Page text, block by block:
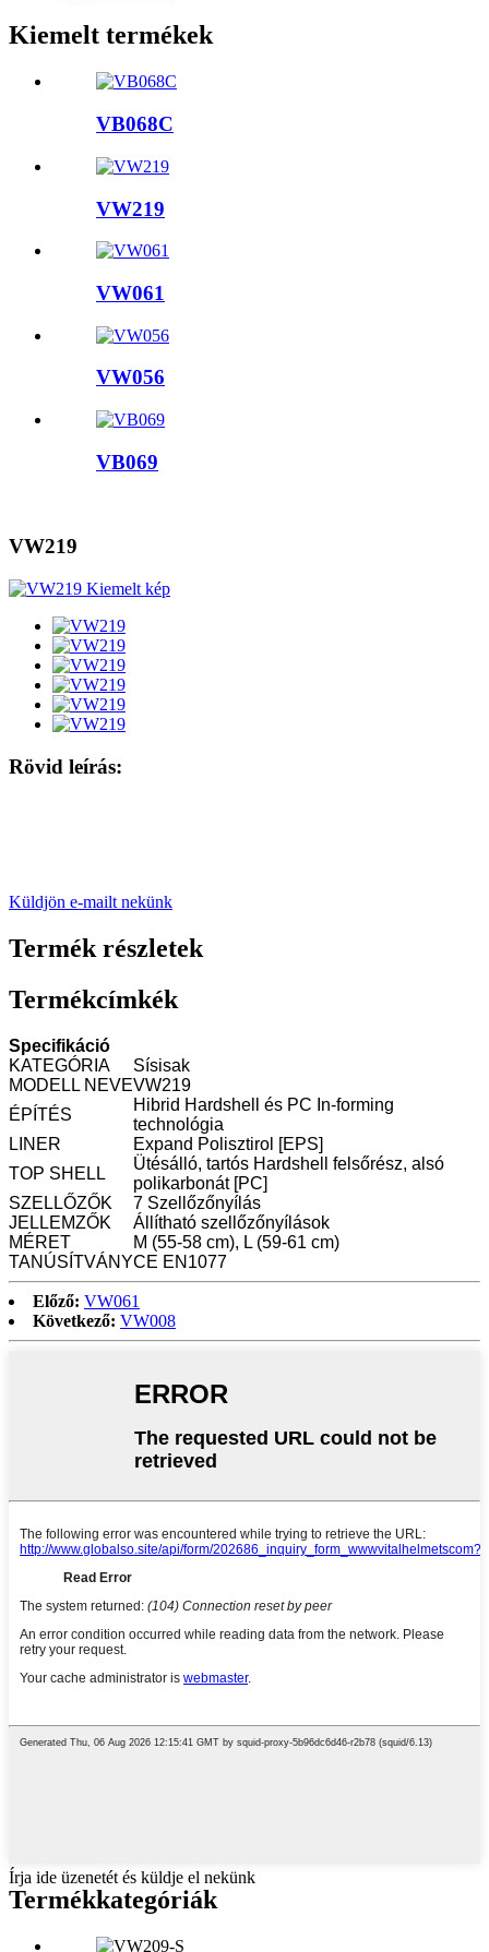
Kiemelt termékek
VB068C
VW219
VW061
VW056
VB069
VW219
Rövid leírás:
Küldjön e-mailt nekünk
Termék részletek
Termékcímkék
Specifikáció
KATEGÓRIA
Sísisak
MODELL NEVEVW219
ÉPÍTÉS
Hibrid Hardshell és PC In-forming
technológia
LINER
Expand Polisztirol [EPS]
TOP SHELL
Ütésálló, tartós Hardshell felsőrész, alsó
polikarbonát [PC]
SZELLŐZŐK
7 Szellőzőnyílás
JELLEMZŐK
Állítható szellőzőnyílások
MÉRET
M (55-58 cm), L (59-61 cm)
TANÚSÍTVÁNYCE EN1077
Előző: VW061
Következő: VW008
Írja ide üzenetét és küldje el nekünk
Termékkategóriák